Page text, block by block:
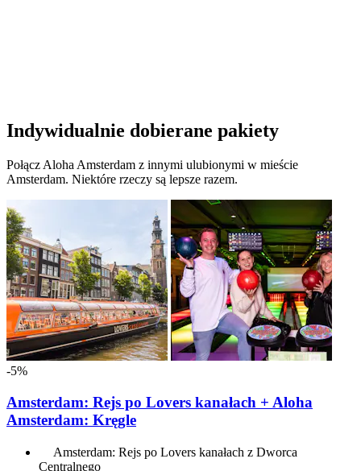
Indywidualnie dobierane pakiety
Połącz Aloha Amsterdam z innymi ulubionymi w mieście
Amsterdam. Niektóre rzeczy są lepsze razem.
-5%
Amsterdam: Rejs po Lovers kanałach + Aloha
Amsterdam: Kręgle
Amsterdam: Rejs po Lovers kanałach z Dworca
Centralnego